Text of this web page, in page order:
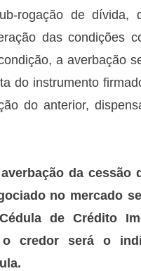
rogação de dívida,
das condições
a averbação
do instrumento
do anterior,
da
no mercado
de
Crédito
credor será o